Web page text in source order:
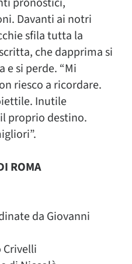
Davanti ai notri
sfila tutta la
che dapprima si
e si perde. “Mi
riesco a ricordare.
Inutile
proprio destino.
ROMA
da Giovanni
Crivelli